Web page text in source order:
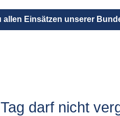
allen Einsätzen unserer
darf nicht